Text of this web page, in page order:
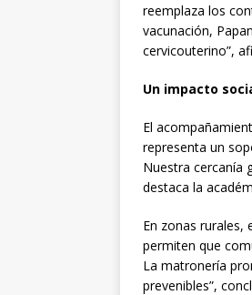
reemplaza los
vacunación,
cervicouterino”,
Un impacto
El
representa un
Nuestra cercanía
destaca la
En zonas rurales,
permiten que
La matronería
prevenibles”,